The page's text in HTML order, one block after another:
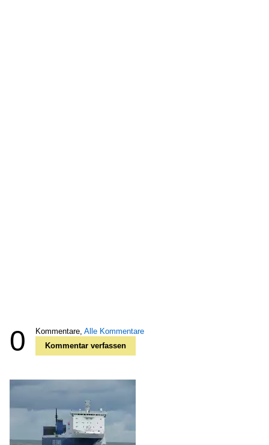
0 Kommentare, Alle Kommentare
Kommentar verfassen